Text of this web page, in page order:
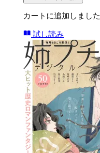
カートに追加しました
試し読み